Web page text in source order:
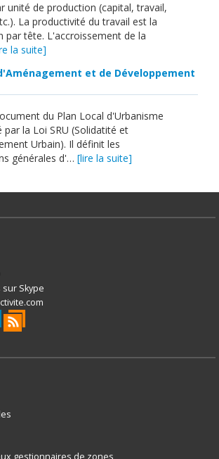
unité de production (capital, travail,
La productivité du travail est la
par tête. L'accroissement de la
la suite]
et de Développement
du Plan Local d'Urbanisme
par la Loi SRU (Solidatité et
Urbain). Il définit les
générales d'… [lire la suite]
Skype
gestionnaires de zones